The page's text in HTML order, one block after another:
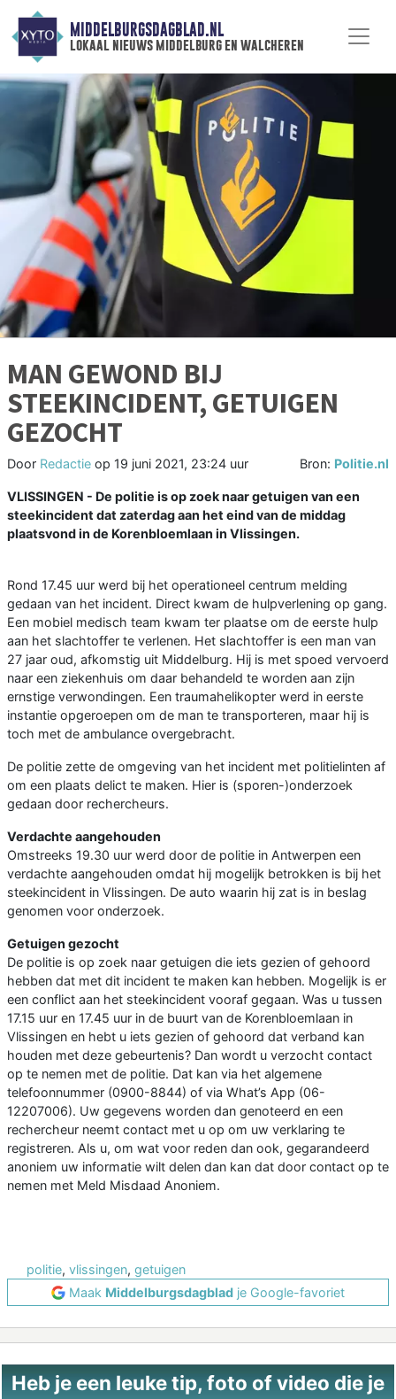
MIDDELBURGSDAGBLAD.NL
lokaal nieuws middelburg en walcheren
MAN GEWOND BIJ
STEEKINCIDENT, GETUIGEN
GEZOCHT
Door Redactie op 19 juni 2021, 23:24 uur Bron: Politie.nl
VLISSINGEN - De politie is op zoek naar getuigen van een
steekincident dat zaterdag aan het eind van de middag
plaatsvond in de Korenbloemlaan in Vlissingen.
Rond 17.45 uur werd bij het operationeel centrum melding
gedaan van het incident. Direct kwam de hulpverlening op gang.
Een mobiel medisch team kwam ter plaatse om de eerste hulp
aan het slachtoffer te verlenen. Het slachtoffer is een man van
27 jaar oud, afkomstig uit Middelburg. Hij is met spoed vervoerd
naar een ziekenhuis om daar behandeld te worden aan zijn
ernstige verwondingen. Een traumahelikopter werd in eerste
instantie opgeroepen om de man te transporteren, maar hij is
toch met de ambulance overgebracht.
De politie zette de omgeving van het incident met politielinten af
om een plaats delict te maken. Hier is (sporen-)onderzoek
gedaan door rechercheurs.
Verdachte aangehouden
Omstreeks 19.30 uur werd door de politie in Antwerpen een
verdachte aangehouden omdat hij mogelijk betrokken is bij het
steekincident in Vlissingen. De auto waarin hij zat is in beslag
genomen voor onderzoek.
Getuigen gezocht
De politie is op zoek naar getuigen die iets gezien of gehoord
hebben dat met dit incident te maken kan hebben. Mogelijk is er
een conflict aan het steekincident vooraf gegaan. Was u tussen
17.15 uur en 17.45 uur in de buurt van de Korenbloemlaan in
Vlissingen en hebt u iets gezien of gehoord dat verband kan
houden met deze gebeurtenis? Dan wordt u verzocht contact
op te nemen met de politie. Dat kan via het algemene
telefoonnummer (0900-8844) of via What’s App (06-
12207006). Uw gegevens worden dan genoteerd en een
rechercheur neemt contact met u op om uw verklaring te
registreren. Als u, om wat voor reden dan ook, gegarandeerd
anoniem uw informatie wilt delen dan kan dat door contact op te
nemen met Meld Misdaad Anoniem.
politie, vlissingen, getuigen
Maak Middelburgsdagblad je Google-favoriet
Heb je een leuke tip, foto of video die je